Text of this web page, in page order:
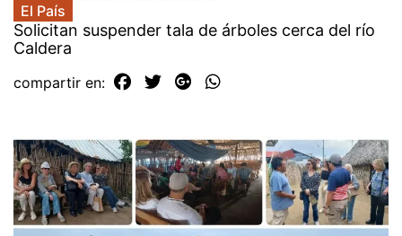
El País
Solicitan suspender tala de árboles cerca del río
Caldera
compartir en: